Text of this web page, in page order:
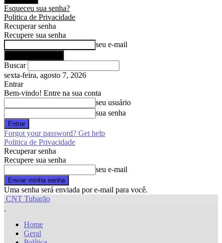
Esqueceu sua senha?
Politica de Privacidade
Recuperar senha
Recupere sua senha
seu e-mail
Buscar
sexta-feira, agosto 7, 2026
Entrar
Bem-vindo! Entre na sua conta
seu usuário
sua senha
Forgot your password? Get help
Politica de Privacidade
Recuperar senha
Recupere sua senha
seu e-mail
Uma senha será enviada por e-mail para você.
CNT Tubarão
Home
Geral